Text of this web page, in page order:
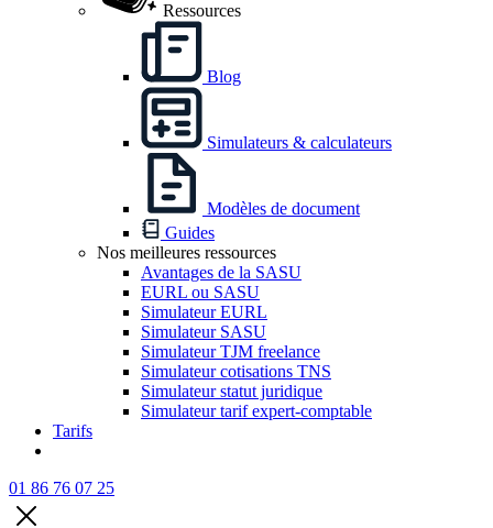
Ressources
Blog
Simulateurs & calculateurs
Modèles de document
Guides
Nos meilleures ressources
Avantages de la SASU
EURL ou SASU
Simulateur EURL
Simulateur SASU
Simulateur TJM freelance
Simulateur cotisations TNS
Simulateur statut juridique
Simulateur tarif expert-comptable
Tarifs
01 86 76 07 25